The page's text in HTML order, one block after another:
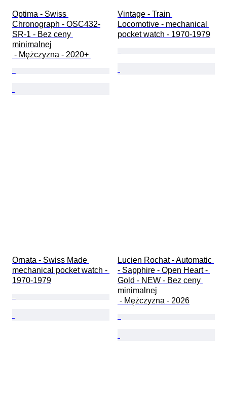
Optima - Swiss
Chronograph - OSC432-
SR-1 - Bez ceny
minimalnej
- Mężczyzna - 2020+
Vintage - Train
Locomotive - mechanical
pocket watch - 1970-1979
Ornata - Swiss Made
mechanical pocket watch -
1970-1979
Lucien Rochat - Automatic
- Sapphire - Open Heart -
Gold - NEW - Bez ceny
minimalnej
- Mężczyzna - 2026